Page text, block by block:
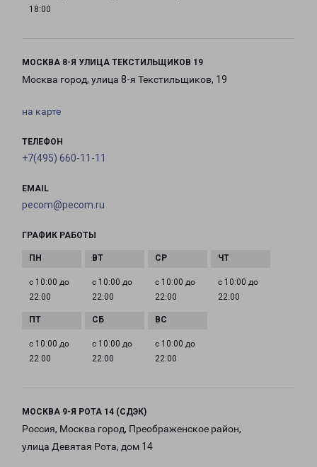
18:00
МОСКВА 8-Я УЛИЦА ТЕКСТИЛЬЩИКОВ 19
Москва город, улица 8-я Текстильщиков, 19
на карте
ТЕЛЕФОН
+7(495) 660-11-11
EMAIL
pecom@pecom.ru
ГРАФИК РАБОТЫ
с 10:00 до
22:00
с 10:00 до
22:00
с 10:00 до
22:00
с 10:00 до
22:00
с 10:00 до
22:00
с 10:00 до
22:00
с 10:00 до
22:00
МОСКВА 9-Я РОТА 14 (СДЭК)
Россия, Москва город, Преображенское район,
улица Девятая Рота, дом 14